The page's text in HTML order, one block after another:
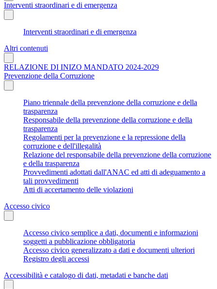
Interventi straordinari e di emergenza
Interventi straordinari e di emergenza
Altri contenuti
RELAZIONE DI INIZO MANDATO 2024-2029
Prevenzione della Corruzione
Piano triennale della prevenzione della corruzione e della
trasparenza
Responsabile della prevenzione della corruzione e della
trasparenza
Regolamenti per la prevenzione e la repressione della
corruzione e dell'illegalità
Relazione del responsabile della prevenzione della corruzione
e della trasparenza
Provvedimenti adottati dall'ANAC ed atti di adeguamento a
tali provvedimenti
Atti di accertamento delle violazioni
Accesso civico
Accesso civico semplice a dati, documenti e informazioni
soggetti a pubblicazione obbligatoria
Accesso civico generalizzato a dati e documenti ulteriori
Registro degli accessi
Accessibilità e catalogo di dati, metadati e banche dati